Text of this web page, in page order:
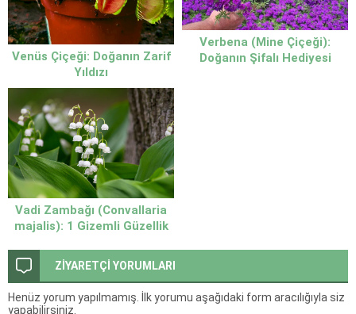
Venüs Çiçeği: Doğanın Zarif
Yıldızı
Verbena (Mine Çiçeği):
Doğanın Şifalı Hediyesi
Vadi Zambağı (Convallaria
majalis): 1 Gizemli Güzellik
ZİYARETÇİ YORUMLARI
Henüz yorum yapılmamış. İlk yorumu aşağıdaki form aracılığıyla siz
yapabilirsiniz.